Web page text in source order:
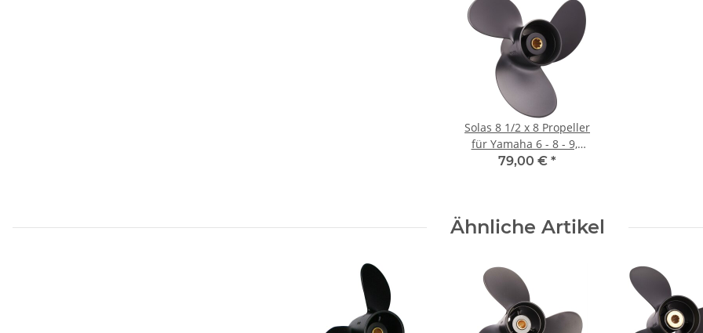
Solas 8 1/2 x 8 Propeller
für Yamaha 6 - 8 - 9,9
PS 3 Blatt mit 7 Zähnen
79,00 € *
Ähnliche Artikel